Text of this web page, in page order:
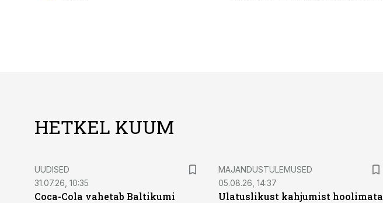
HETKEL KUUM
UUDISED
31.07.26, 10:35
Coca-Cola vahetab Baltikumi
MAJANDUSTULEMUSED
05.08.26, 14:37
Ulatuslikust kahjumist hoolimata